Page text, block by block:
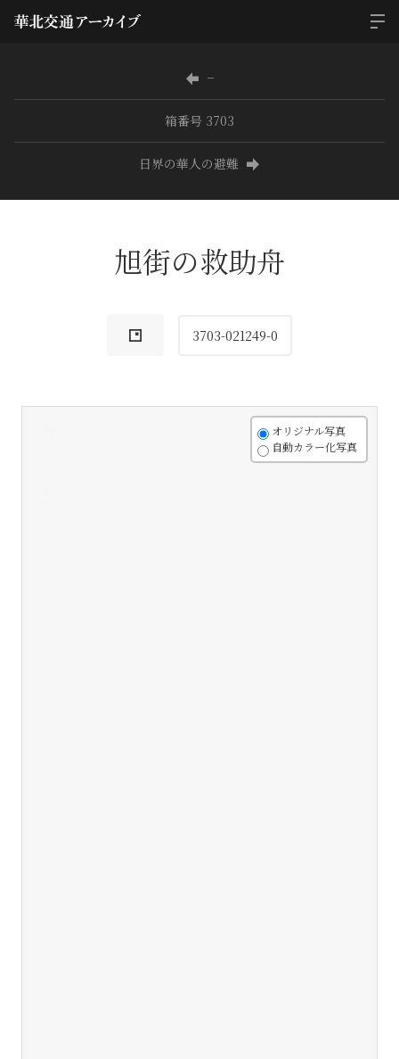
−
箱番号 3703
日界の華人の避難
旭街の救助舟
3703-021249-0
オリジナル写真
自動カラー化写真